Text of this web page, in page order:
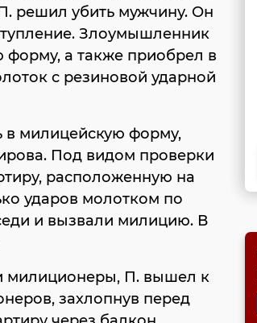
решил убить мужчину. Он
Злоумышленник
форму, а также приобрел в
с резиновой ударной
в милицейскую форму,
Под видом проверки
расположенную на
ударов молотком по
и вызвали милицию. В
милиционеры, П. вышел к
захлопнув перед